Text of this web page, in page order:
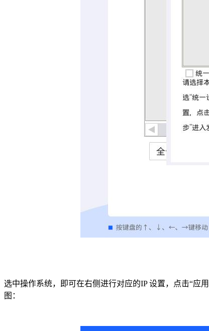
选中操作系统，即可在右侧进行对应的IP设置，点击“应
图：